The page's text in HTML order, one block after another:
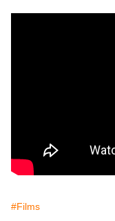
#Films